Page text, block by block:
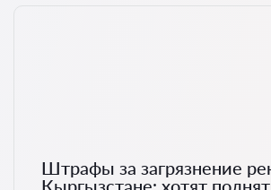
Штрафы за загрязнение
Кыргызстане: хотят